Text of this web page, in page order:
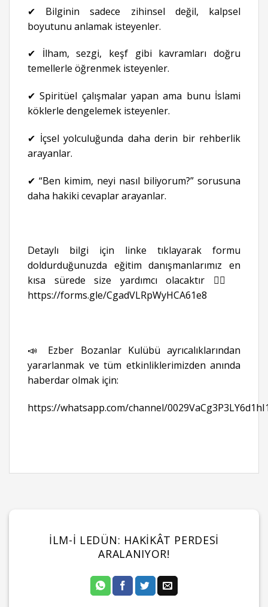
✔ Bilginin sadece zihinsel değil, kalpsel
boyutunu anlamak isteyenler.
✔ İlham, sezgi, keşf gibi kavramları doğru
temellerle öğrenmek isteyenler.
✔ Spiritüel çalışmalar yapan ama bunu İslami
köklerle dengelemek isteyenler.
✔ İçsel yolculuğunda daha derin bir rehberlik
arayanlar.
✔ “Ben kimim, neyi nasıl biliyorum?” sorusuna
daha hakiki cevaplar arayanlar.
Detaylı bilgi için linke tıklayarak formu
doldurduğunuzda eğitim danışmanlarımız en
kısa sürede size yardımcı olacaktır 👉🏻
https://forms.gle/CgadVLRpWyHCA61e8
📣 Ezber Bozanlar Kulübü ayrıcalıklarından
yararlanmak ve tüm etkinliklerimizden anında
haberdar olmak için:
https://whatsapp.com/channel/
İLM-I LEDÜN: HAKIKÂT PERDESI
ARALANIYOR!